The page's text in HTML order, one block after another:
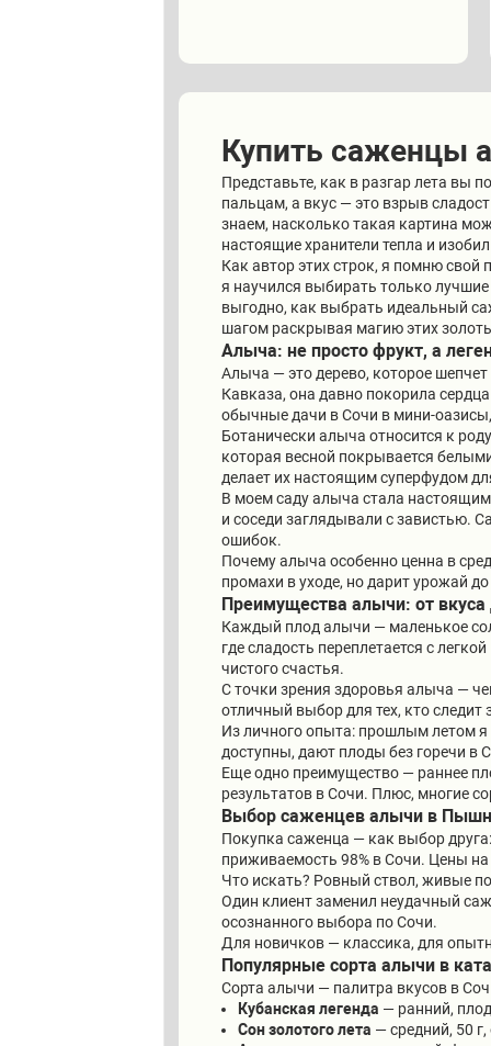
Купить саженцы
Представьте, как в разгар лета вы
пальцам, а вкус — это взрыв
знаем, насколько такая картина
настоящие хранители тепла и
Как автор этих строк, я помню
я научился выбирать только
выгодно, как выбрать идеальный
шагом раскрывая магию этих
Алыча: не просто фрукт, а
Алыча — это дерево, которое
Кавказа, она давно покорила
обычные дачи в Сочи в мини-
Ботанически алыча относится к
которая весной покрывается
делает их настоящим суперфудом
В моем саду алыча стала
и соседи заглядывали с завистью.
ошибок.
Почему алыча особенно ценна в
промахи в уходе, но дарит урожай
Преимущества алычи: от вкуса
Каждый плод алычи — маленькое
где сладость переплетается с
чистого счастья.
С точки зрения здоровья алыча —
отличный выбор для тех, кто
Из личного опыта: прошлым летом я
доступны, дают плоды без горечи в
Еще одно преимущество — раннее
результатов в Сочи. Плюс, многие
Выбор саженцев алычи в
Покупка саженца — как выбор
приживаемость 98% в Сочи. Цены
Что искать? Ровный ствол, живые
Один клиент заменил неудачный
осознанного выбора по Сочи.
Для новичков — классика, для
Популярные сорта алычи в
Сорта алычи — палитра вкусов в
Кубанская легенда — ранний,
Сон золотого лета — средний, 50